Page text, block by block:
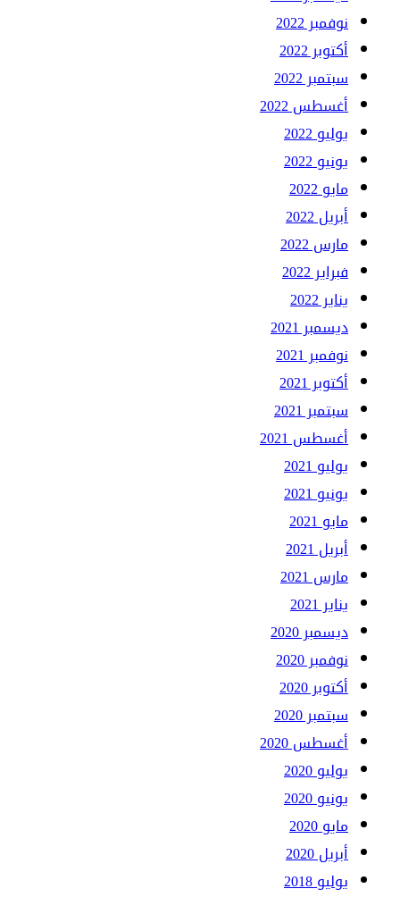
نوفمبر 2022
أكتوبر 2022
سبتمبر 2022
أغسطس 2022
يوليو 2022
يونيو 2022
مايو 2022
أبريل 2022
مارس 2022
فبراير 2022
يناير 2022
ديسمبر 2021
نوفمبر 2021
أكتوبر 2021
سبتمبر 2021
أغسطس 2021
يوليو 2021
يونيو 2021
مايو 2021
أبريل 2021
مارس 2021
يناير 2021
ديسمبر 2020
نوفمبر 2020
أكتوبر 2020
سبتمبر 2020
أغسطس 2020
يوليو 2020
يونيو 2020
مايو 2020
أبريل 2020
يوليو 2018